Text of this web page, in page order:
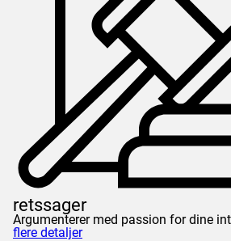
retssager
Argumenterer med passion for dine
flere detaljer